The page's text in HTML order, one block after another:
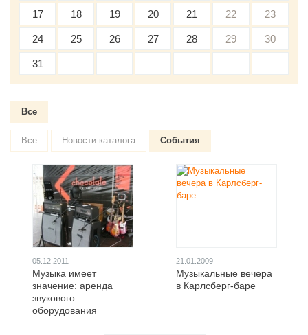
17 18 19 20 21 22 23
24 25 26 27 28 29 30
31
Все
Все Новости каталога События
05.12.2011
Музыка имеет
значение: аренда
звукового
оборудования
21.01.2009
Музыкальные вечера
в Карлсберг-баре